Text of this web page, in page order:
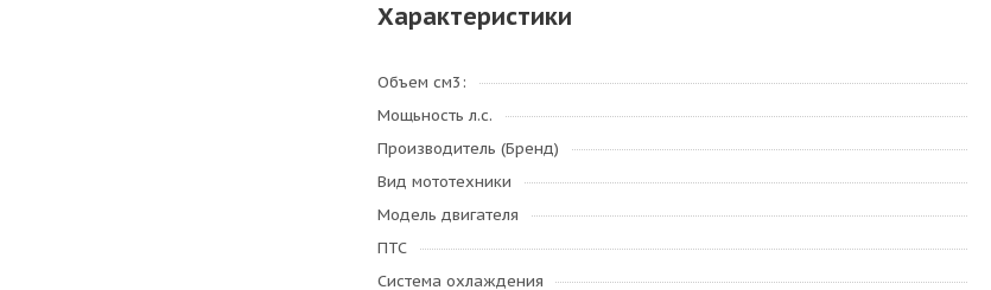
Характеристики
Объем см3:
Мощьность л.с.
Производитель (Бренд)
Вид мототехники
Модель двигателя
ПТС
Система охлаждения